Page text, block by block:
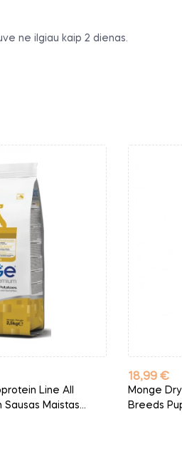
ne ilgiau kaip 2 dienas.
Line All
Maistas...
Kaina
18,99 €
Monge
Breeds